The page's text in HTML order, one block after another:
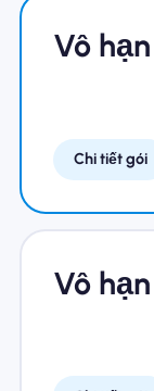
Vô hạn
Chi tiết gói
Vô hạn